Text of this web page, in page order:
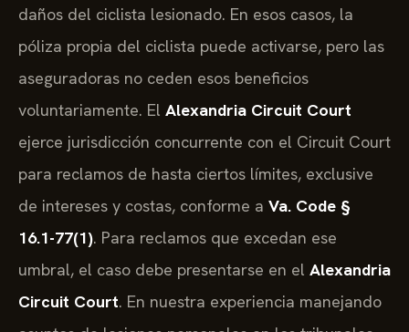
daños del ciclista lesionado. En esos casos, la
póliza propia del ciclista puede activarse, pero las
aseguradoras no ceden esos beneficios
voluntariamente. El Alexandria Circuit Court
ejerce jurisdicción concurrente con el Circuit Court
para reclamos de hasta ciertos límites, exclusive
de intereses y costas, conforme a Va. Code §
16.1-77(1). Para reclamos que excedan ese
umbral, el caso debe presentarse en el Alexandria
Circuit Court. En nuestra experiencia manejando